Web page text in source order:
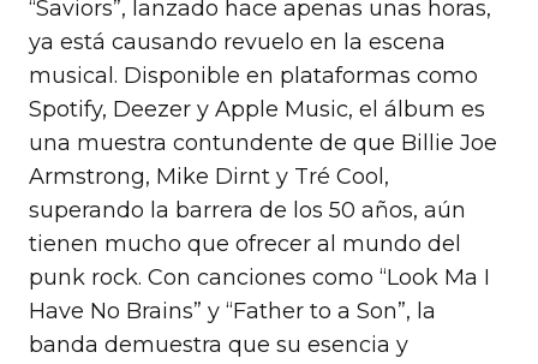
“Saviors”, lanzado hace apenas unas horas,
ya está causando revuelo en la escena
musical. Disponible en plataformas como
Spotify, Deezer y Apple Music, el álbum es
una muestra contundente de que Billie Joe
Armstrong, Mike Dirnt y Tré Cool,
superando la barrera de los 50 años, aún
tienen mucho que ofrecer al mundo del
punk rock. Con canciones como “Look Ma I
Have No Brains” y “Father to a Son”, la
banda demuestra que su esencia y